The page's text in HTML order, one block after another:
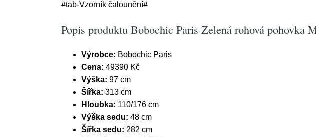
#tab-Vzorník čalounění#
Popis produktu Bobochic Paris Zelená rohová pohovka
Výrobce: Bobochic Paris
Cena: 49390 Kč
Výška: 97 cm
Šířka: 313 cm
Hloubka: 110/176 cm
Výška sedu: 48 cm
Šířka sedu: 282 cm